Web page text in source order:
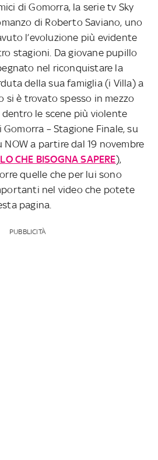
di Gomorra, la serie tv Sky
di Roberto Saviano, uno
l’evoluzione più evidente
stagioni. Da giovane pupillo
nel riconquistare la
della sua famiglia (i Villa) a
si è trovato spesso in mezzo
le scene più violente
– Stagione Finale, su
NOW a partire dal 19 novembre
CHE BISOGNA SAPERE),
quelle che per lui sono
nel video che potete
pagina.
PUBBLICITÀ